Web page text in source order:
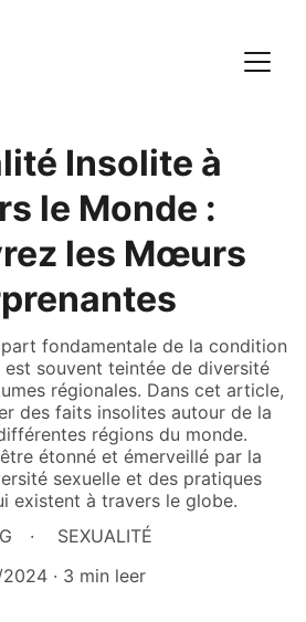
Insolite à
le Monde :
les Mœurs
fondamentale de la condition
est souvent teintée de diversité
régionales. Dans cet article,
des faits insolites autour de la
régions du monde.
étonné et émerveillé par la
sexuelle et des pratiques
existent à travers le globe.
SEXUALITÉ
2024
3 min leer